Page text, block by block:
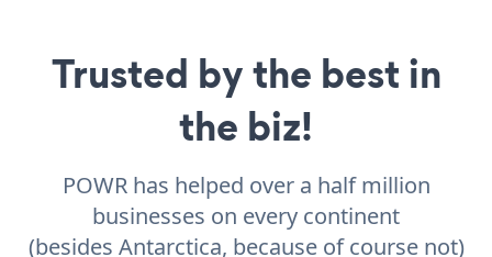
Trusted by the best in
the biz!
POWR has helped over a half million
businesses on every continent
(besides Antarctica, because of course not)